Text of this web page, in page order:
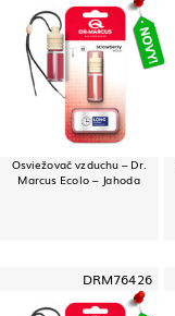
Osviežovač vzduchu – Dr.
Marcus Ecolo – Jahoda
DRM76426